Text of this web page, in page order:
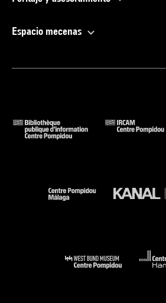
Espacio mecenas